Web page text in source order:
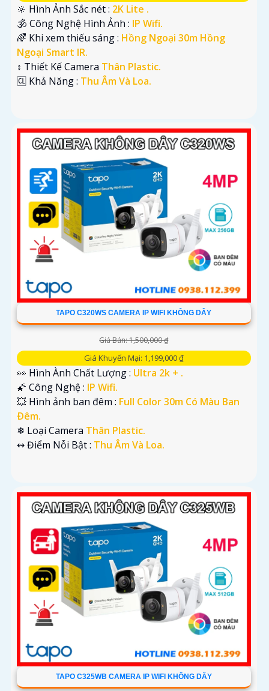
🔆 Hình Ảnh Sắc nét : 2K Lite .
🕉️ Công Nghệ Hình Ảnh : IP Wifi.
🌈 Khi xem thiếu sáng : Hồng Ngoại 30m Hồng
Ngoại Smart IR.
↕️ Thiết Kế Camera Thân Plastic.
️🆑 Khả Năng : Thu Âm Và Loa.
TAPO C320WS CAMERA IP WIFI KHÔNG DÂY
Giá Bán: 1,500,000 ₫
Giá Khuyến Mại: 1,199,000 ₫
👀 Hình Ành Chất Lượng : Ultra 2k + .
🌠 Công Nghệ : IP Wifi.
💥 Hình ảnh ban đêm : Full Color 30m Có Màu Ban
Ðêm.
❄ Loại Camera Thân Plastic.
️↭ Điểm Nỗi Bật : Thu Âm Và Loa.
TAPO C325WB CAMERA IP WIFI KHÔNG DÂY